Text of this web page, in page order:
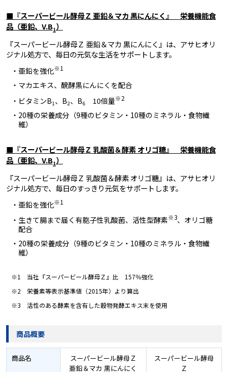
■『スーパービール酵母Ｚ 亜鉛＆マカ 黒にんにく』 栄養機能食
品（亜鉛、V.B1）
『スーパービール酵母Ｚ 亜鉛＆マカ 黒にんにく』は、アサヒオリ
ジナル処方で、毎日の元気な生活をサポートします。
・亜鉛を強化※1
・マカエキス、醗酵黒にんにくを配合
・ビタミンB1 、B2、B6 10倍量※2
・20種の栄養成分（9種のビタミン・10種のミネラル・食物繊
維）
■『スーパービール酵母Ｚ 乳酸菌＆酵素 オリゴ糖』 栄養機能食
品（亜鉛、V.B1）
『スーパービール酵母Ｚ 乳酸菌＆酵素 オリゴ糖』は、アサヒオリ
ジナル処方で、毎日のすっきり元気をサポートします。
・亜鉛を強化※1
・生きて腸まで届く有胞子性乳酸菌、活性型酵素※3、オリゴ糖
配合
・20種の栄養成分（9種のビタミン・10種のミネラル・食物繊
維）
※1 当社『スーパービール酵母Ｚ』比 157％強化
※2 栄養素等表示基準値（2015年）より算出
※3 活性のある酵素を含有した穀物発酵エキス末を使用
商品概要
商品名
スーパービール酵母Ｚ
亜鉛＆マカ 黒にんにく
スーパービール酵母
Ｚ